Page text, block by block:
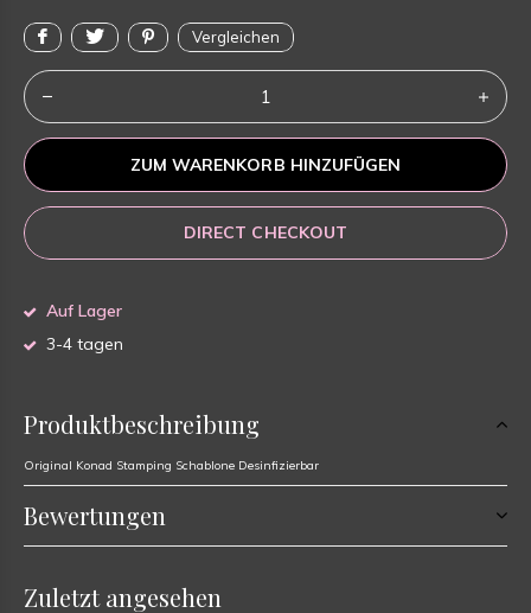
Vergleichen
ZUM WARENKORB HINZUFÜGEN
DIRECT CHECKOUT
Auf Lager
3-4 tagen
Produktbeschreibung
Original Konad Stamping Schablone Desinfizierbar
Bewertungen
Zuletzt angesehen